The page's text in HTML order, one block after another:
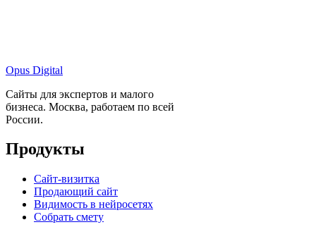
Opus Digital
Сайты для экспертов и малого
бизнеса. Москва, работаем по всей
России.
Продукты
Сайт-визитка
Продающий сайт
Видимость в нейросетях
Собрать смету